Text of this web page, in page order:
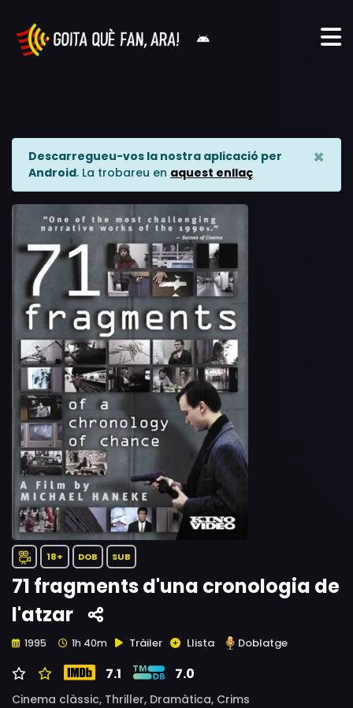
Descarregueu-vos la nostra aplicació per
Android. La trobareu en aquest enllaç
×
18+ DOB SUB
71 fragments d'una cronologia de
l'atzar
1995 1h 40m Tràiler Llista Doblatge
7.1 7.0
Cinema clàssic, Thriller, Dramàtica, Crims